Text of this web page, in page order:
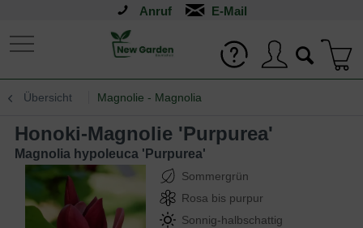
Anruf
Übersicht Magnolie - Magnolia
Honoki-Magnolie 'Purpurea'
Magnolia hypoleuca 'Purpurea'
Sommergrün
Rosa bis purpur
Sonnig-halbschattig